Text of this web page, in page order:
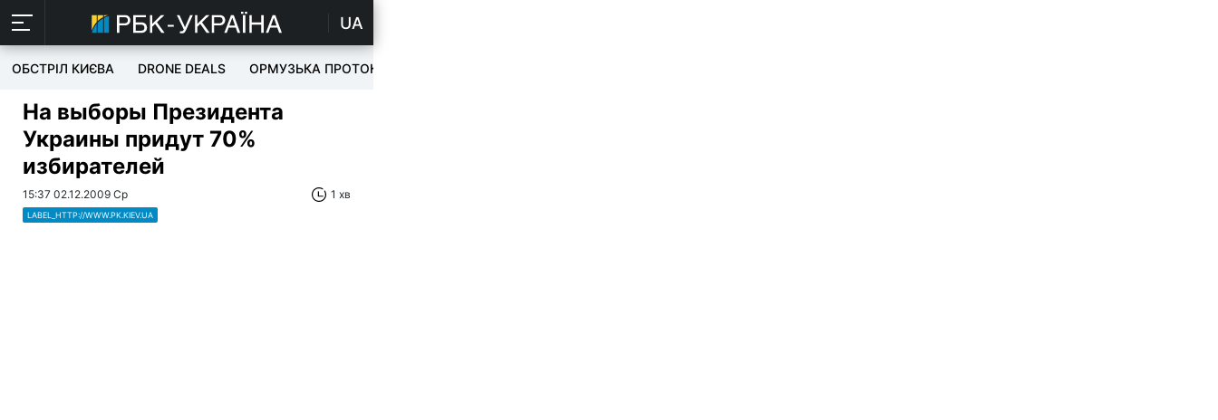
UA
ОБСТРІЛ КИЄВА DRONE DEALS ОРМУЗЬКА ПРОТОКА
На выборы Президента
Украины придут 70%
избирателей
15:37 02.12.2009 Ср 1 хв
LABEL_HTTP://WWW.PK.KIEV.UA